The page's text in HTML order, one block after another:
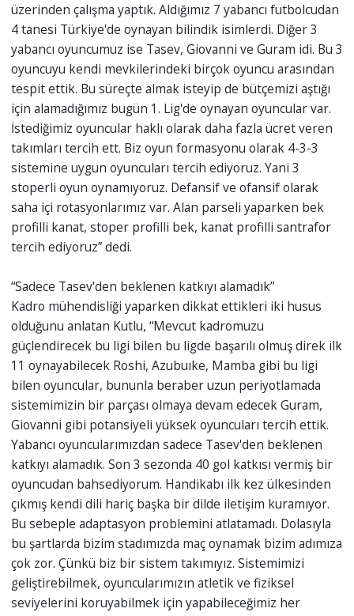
üzerinden çalışma yaptık. Aldığımız 7 yabancı futbolcudan
4 tanesi Türkiye'de oynayan bilindik isimlerdi. Diğer 3
yabancı oyuncumuz ise Tasev, Giovanni ve Guram idi. Bu 3
oyuncuyu kendi mevkilerindeki birçok oyuncu arasından
tespit ettik. Bu süreçte almak isteyip de bütçemizi aştığı
için alamadığımız bugün 1. Lig'de oynayan oyuncular var.
İstediğimiz oyuncular haklı olarak daha fazla ücret veren
takımları tercih ett. Biz oyun formasyonu olarak 4-3-3
sistemine uygun oyuncuları tercih ediyoruz. Yani 3
stoperli oyun oynamıyoruz. Defansif ve ofansif olarak
saha içi rotasyonlarımız var. Alan parseli yaparken bek
profilli kanat, stoper profilli bek, kanat profilli santrafor
tercih ediyoruz” dedi.
“Sadece Tasev'den beklenen katkıyı alamadık”
Kadro mühendisliği yaparken dikkat ettikleri iki husus
olduğunu anlatan Kutlu, “Mevcut kadromuzu
güçlendirecek bu ligi bilen bu ligde başarılı olmuş direk ilk
11 oynayabilecek Roshi, Azubuıke, Mamba gibi bu ligi
bilen oyuncular, bununla beraber uzun periyotlamada
sistemimizin bir parçası olmaya devam edecek Guram,
Giovanni gibi potansiyeli yüksek oyuncuları tercih ettik.
Yabancı oyuncularımızdan sadece Tasev'den beklenen
katkıyı alamadık. Son 3 sezonda 40 gol katkısı vermiş bir
oyuncudan bahsediyorum. Handikabı ilk kez ülkesinden
çıkmış kendi dili hariç başka bir dilde iletişim kuramıyor.
Bu sebeple adaptasyon problemini atlatamadı. Dolasıyla
bu şartlarda bizim stadımızda maç oynamak bizim adımıza
çok zor. Çünkü biz bir sistem takımıyız. Sistemimizi
geliştirebilmek, oyuncularımızın atletik ve fiziksel
seviyelerini koruyabilmek için yapabileceğimiz her